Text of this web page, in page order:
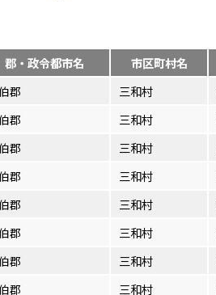
郡・政令都市名 市区町村名
郡 三和村
郡 三和村
郡 三和村
郡 三和村
郡 三和村
郡 三和村
郡 三和村
郡 三和村